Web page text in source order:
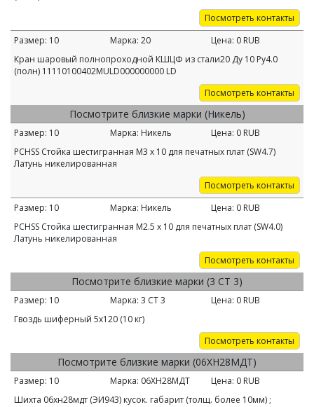
Посмотреть контакты
Размер: 10 Марка: 20 Цена: 0 RUB
Кран шаровый полнопроходной КШЦФ из стали20 Ду 10 Ру4.0
(полн) 11110100402MULD000000000 LD
Посмотреть контакты
Посмотрите близкие марки (Никель)
Размер: 10 Марка: Никель Цена: 0 RUB
PCHSS Стойка шестигранная M3 х 10 для печатных плат (SW4.7)
Латунь никелированная
Посмотреть контакты
Размер: 10 Марка: Никель Цена: 0 RUB
PCHSS Стойка шестигранная M2.5 х 10 для печатных плат (SW4.0)
Латунь никелированная
Посмотреть контакты
Посмотрите близкие марки (3 СТ 3)
Размер: 10 Марка: 3 СТ 3 Цена: 0 RUB
Гвоздь шиферный 5х120 (10 кг)
Посмотреть контакты
Посмотрите близкие марки (06ХН28МДТ)
Размер: 10 Марка: 06ХН28МДТ Цена: 0 RUB
Шихта 06хн28мдт (ЭИ943) кусок. габарит (толщ. более 10мм) ;